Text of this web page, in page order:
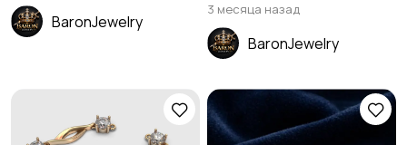
BaronJewelry
3 месяца назад
BaronJewelry